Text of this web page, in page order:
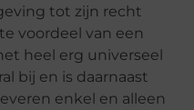
tot zijn recht
voordeel van een
heel erg universeel
bij en is daarnaast
enkel en alleen